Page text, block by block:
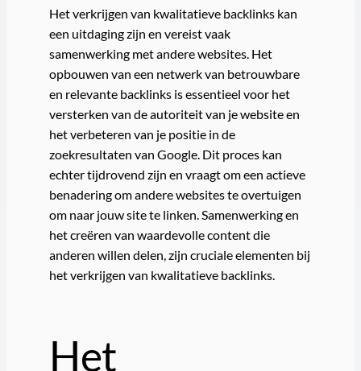
Het verkrijgen van kwalitatieve backlinks kan
een uitdaging zijn en vereist vaak
samenwerking met andere websites. Het
opbouwen van een netwerk van betrouwbare
en relevante backlinks is essentieel voor het
versterken van de autoriteit van je website en
het verbeteren van je positie in de
zoekresultaten van Google. Dit proces kan
echter tijdrovend zijn en vraagt om een actieve
benadering om andere websites te overtuigen
om naar jouw site te linken. Samenwerking en
het creëren van waardevolle content die
anderen willen delen, zijn cruciale elementen bij
het verkrijgen van kwalitatieve backlinks.
Het